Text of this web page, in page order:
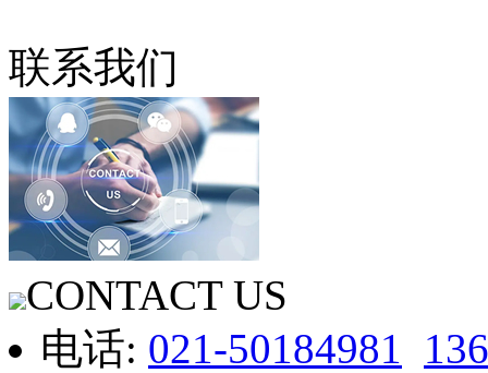
联系我们
CONTACT US
电话: 021-50184981